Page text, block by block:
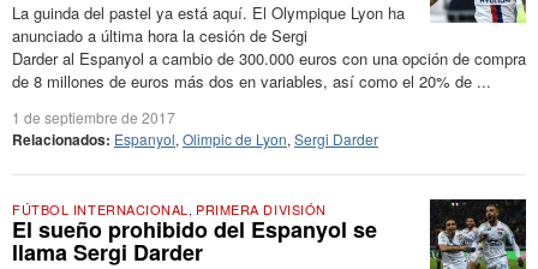
La guinda del pastel ya está aquí. El Olympique Lyon ha
anunciado a última hora la cesión de Sergi
Darder al Espanyol a cambio de 300.000 euros con una opción de compra
de 8 millones de euros más dos en variables, así como el 20% de ...
1 de septiembre de 2017
Relacionados: Espanyol, Olimpic de Lyon, Sergi Darder
FÚTBOL INTERNACIONAL , PRIMERA DIVISIÓN
El sueño prohibido del Espanyol se
llama Sergi Darder